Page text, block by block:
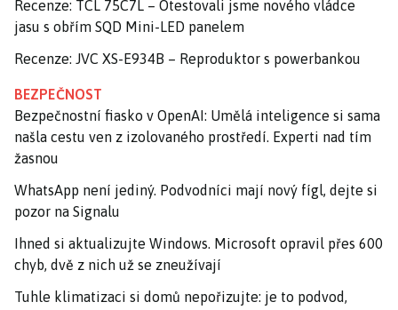
Recenze: TCL 75C7L – Otestovali jsme nového vládce
jasu s obřím SQD Mini-LED panelem
Recenze: JVC XS-E934B – Reproduktor s powerbankou
BEZPEČNOST
Bezpečnostní fiasko v OpenAI: Umělá inteligence si sama
našla cestu ven z izolovaného prostředí. Experti nad tím
žasnou
WhatsApp není jediný. Podvodníci mají nový fígl, dejte si
pozor na Signalu
Ihned si aktualizujte Windows. Microsoft opravil přes 600
chyb, dvě z nich už se zneužívají
Tuhle klimatizaci si domů nepořizujte: je to podvod,